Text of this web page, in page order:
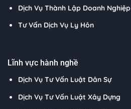
Dịch Vụ Thành Lập Doanh Nghiệp
Tư Vấn Dịch Vụ Ly Hôn
Lĩnh vực hành nghề
Dịch Vụ Tư Vấn Luật Dân Sự
Dịch Vụ Tư Vấn Luật Xây Dựng